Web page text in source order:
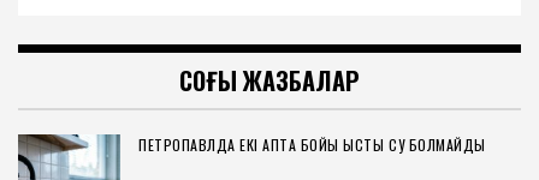
СОҢҒЫ ЖАЗБАЛАР
ПЕТРОПАВЛДА ЕКІ АПТА БОЙЫ ЫСТЫҚ СУ БОЛМАЙДЫ